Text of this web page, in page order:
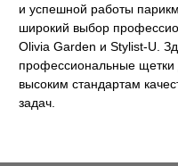
и успешной работы
широкий выбор
Olivia Garden и Stylist-U.
профессиональные щетки
высоким стандартам
задач.